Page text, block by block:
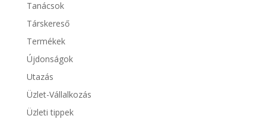
Tanácsok
Társkereső
Termékek
Újdonságok
Utazás
Üzlet-Vállalkozás
Üzleti tippek